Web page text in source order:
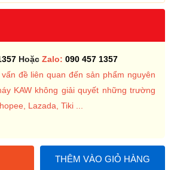
Hoặc Zalo: 090 457 1357
đề liên quan đến sản phẩm nguyên
KAW không giải quyết những trường
Lazada, Tiki ...
THÊM VÀO GIỎ HÀNG